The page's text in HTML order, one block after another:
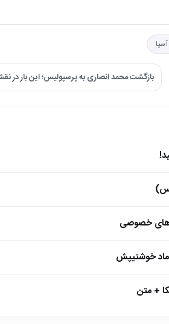
بازگشت محمد انصاری به پرسپولیس؛ این بار
خصوصی
خوشتیپش
+ متن